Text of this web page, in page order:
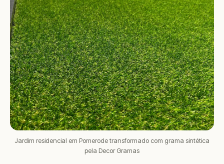
Jardim residencial em Pomerode transformado com grama sintética
pela Decor Gramas